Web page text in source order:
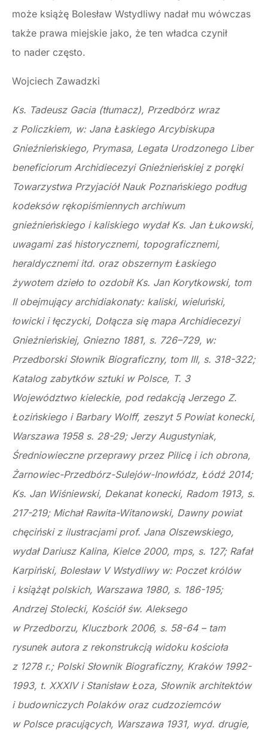
może książę Bolesław Wstydliwy nadał mu wówczas
także prawa miejskie jako, że ten władca czynił
to nader często.
Wojciech Zawadzki
Ks. Tadeusz Gacia (tłumacz), Przedbórz wraz
z Policzkiem, w: Jana Łaskiego Arcybiskupa
Gnieźnieńskiego, Prymasa, Legata Urodzonego Liber
bene­ficiorum Archidiecezyi Gnieźnieńskiej z poręki
Towarzystwa Przyjaciół Nauk Poznań­skiego podług
kodeksów rękopiśmiennych archiwum
gnieźnieńskiego i kaliskiego wydał Ks. Jan Łukowski,
uwagami zaś historycznemi, topograficznemi,
heraldycznemi itd. oraz obszernym Łaskiego
żywotem dzieło to ozdobił Ks. Jan Korytkowski, tom
II obejmujący archidiakonaty: kaliski, wieluński,
łowicki i łęczycki, Dołącza się mapa Archidiecezyi
Gnieźnieńskiej, Gniezno 1881, s. 726–729, w:
Przedborski Słownik Biograficzny, tom III, s. 318-322;
Katalog zabytków sztuki w Polsce, T. 3
Województwo kieleckie, pod redakcją Jerzego Z.
Łozińskiego i Barbary Wolff, zeszyt 5 Powiat konecki,
Warszawa 1958 s. 28-29; Jerzy Augustyniak,
Średniowieczne przeprawy przez Pilicę i ich obrona,
Żarnowiec-Przedbórz-Sulejów-Inowłódz, Łódź 2014;
Ks. Jan Wiśniewski, Dekanat konecki, Radom 1913, s.
217-219; Michał Rawita-Witanowski, Dawny powiat
chęciński z ilustracjami prof. Jana Olszewskiego,
wydał Dariusz Kalina, Kielce 2000, mps, s. 127; Rafał
Karpiński, Bolesław V Wstydliwy w: Poczet królów
i książąt polskich, Warszawa 1980, s. 186-195;
Andrzej Stolecki, Kościół św. Aleksego
w Przedborzu, Kluczbork 2006, s. 58-64 – tam
rysunek autora z rekonstrukcją widoku kościoła
z 1278 r.; Polski Słownik Biograficzny, Kraków 1992-
1993, t. XXXIV i Stanisław Łoza, Słownik architektów
i budowniczych Polaków oraz cudzoziemców
w Polsce pracujących, Warszawa 1931, wyd. drugie,